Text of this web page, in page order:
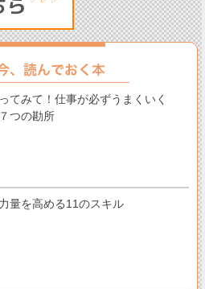
てみて！仕事が必ずうまくいく
つの勘所
量を高める11のスキル